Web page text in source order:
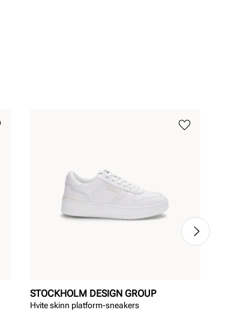
STOCKHOLM DESIGN GROUP
Hvite skinn platform-sneakers